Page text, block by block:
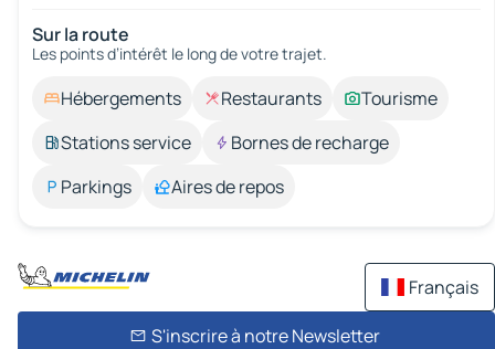
Sur la route
Les points d’intérêt le long de votre trajet.
Hébergements Restaurants
Tourisme
Stations service
Bornes de recharge
Parkings
Aires de repos
Français
S'inscrire à notre Newsletter